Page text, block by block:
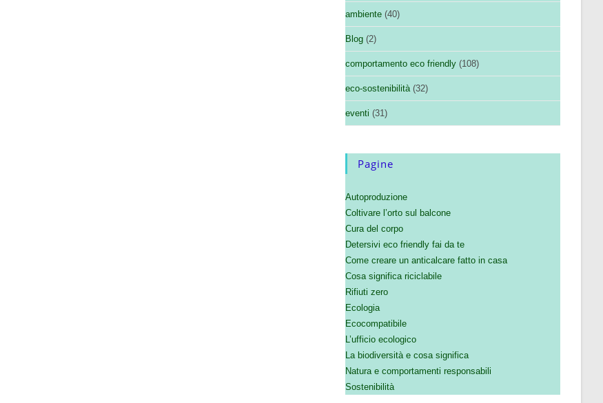
ambiente (40)
Blog (2)
comportamento eco friendly (108)
eco-sostenibilità (32)
eventi (31)
Pagine
Autoproduzione
Coltivare l’orto sul balcone
Cura del corpo
Detersivi eco friendly fai da te
Come creare un anticalcare fatto in casa
Cosa significa riciclabile
Rifiuti zero
Ecologia
Ecocompatibile
L’ufficio ecologico
La biodiversità e cosa significa
Natura e comportamenti responsabili
Sostenibilità